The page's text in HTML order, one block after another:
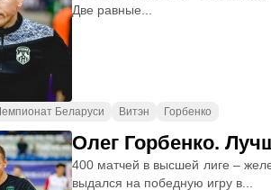
Две равные...
Беларуси Витэн Горбенко
Олег Горбенко.
400 матчей в высшей лиге –
выдался на победную игру в...